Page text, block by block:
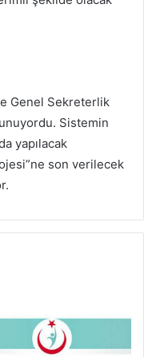
Genel Sekreterlik
Sistemin
yapılacak
son verilecek